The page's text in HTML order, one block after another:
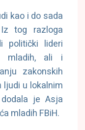
kao i do sada
tog razloga
politički lideri
mladih, ali i
zakonskih
ljudi u lokalnim
je Asja
mladih FBiH.